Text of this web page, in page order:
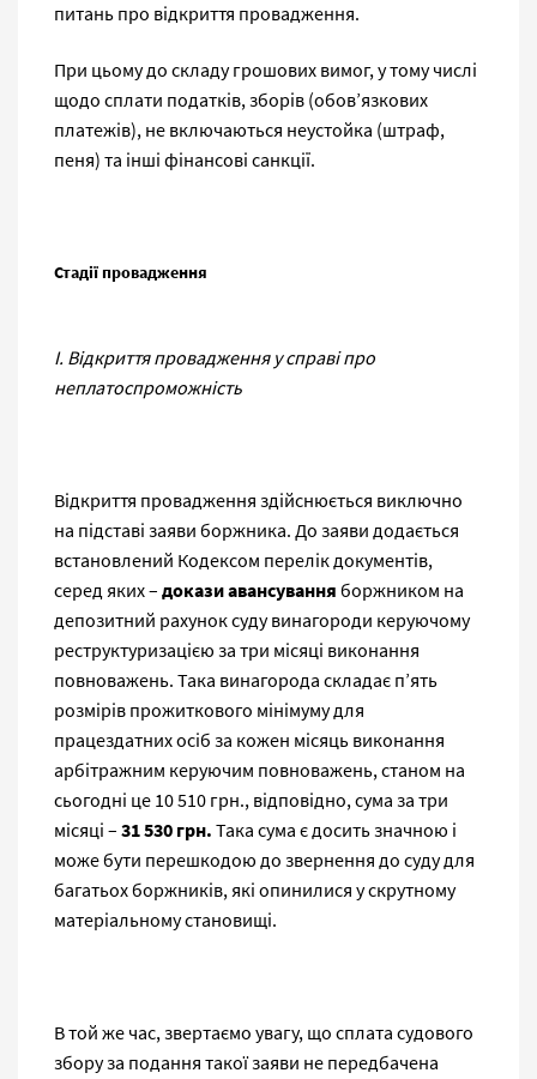
питань про відкриття провадження.
При цьому до складу грошових вимог, у тому числі
щодо сплати податків, зборів (обов’язкових
платежів), не включаються неустойка (штраф,
пеня) та інші фінансові санкції.
Стадії провадження
І. Відкриття провадження у справі про
неплатоспроможність
Відкриття провадження здійснюється виключно
на підставі заяви боржника. До заяви додається
встановлений Кодексом перелік документів,
серед яких – докази авансування боржником на
депозитний рахунок суду винагороди керуючому
реструктуризацією за три місяці виконання
повноважень. Така винагорода складає п’ять
розмірів прожиткового мінімуму для
працездатних осіб за кожен місяць виконання
арбітражним керуючим повноважень, станом на
сьогодні це 10 510 грн., відповідно, сума за три
місяці – 31 530 грн. Така сума є досить значною і
може бути перешкодою до звернення до суду для
багатьох боржників, які опинилися у скрутному
матеріальному становищі.
В той же час, звертаємо увагу, що сплата судового
збору за подання такої заяви не передбачена